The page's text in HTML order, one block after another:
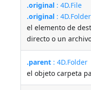
.original : 4D.File
.original : 4D.Folder
el elemento de
directo o un
.parent : 4D.Folder
el objeto carpeta